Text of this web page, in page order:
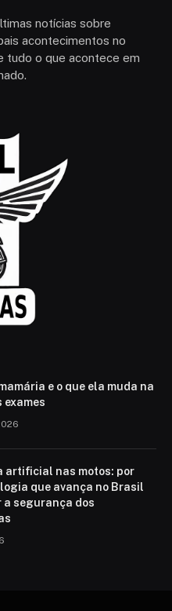
notícias sobre
acontecimentos no
tudo o que acontece em
e o que ela muda na
exames
artificial nas motos: por
que avança no Brasil
a segurança dos